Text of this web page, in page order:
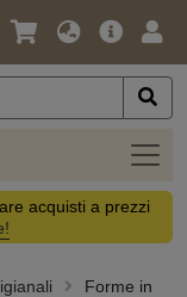
Lingua
Valuta
Offerta
acquisti a prezzi
Forme in